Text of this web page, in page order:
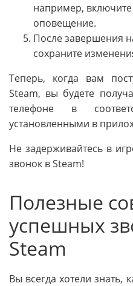
например,
оповещение.
После завершения
сохраните
Теперь, когда вам
Steam, вы будете
телефоне в
установленными в
Не задерживайтесь в
звонок в Steam!
Полезные
успешных
Steam
Вы всегда хотели знать,